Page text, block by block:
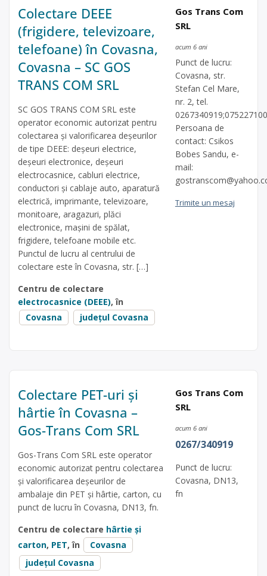
Colectare DEEE
(frigidere, televizoare,
telefoane) în Covasna,
Covasna – SC GOS
TRANS COM SRL
SC GOS TRANS COM SRL este
operator economic autorizat pentru
colectarea și valorificarea deșeurilor
de tipe DEEE: deșeuri electrice,
deșeuri electronice, deșeuri
electrocasnice, cabluri electrice,
conductori și cablaje auto, aparatură
electrică, imprimante, televizoare,
monitoare, aragazuri, plăci
electronice, mașini de spălat,
frigidere, telefoane mobile etc.
Punctul de lucru al centrului de
colectare este în Covasna, str. […]
Centru de colectare
electrocasnice (DEEE), în
Covasna
județul Covasna
Gos Trans Com
SRL
acum 6 ani
Punct de lucru:
Covasna, str.
Stefan Cel Mare,
nr. 2, tel.
Persoana de
contact: Csikos
Bobes Sandu, e-
mail:
Trimite un mesaj
Colectare PET-uri și
hârtie în Covasna –
Gos-Trans Com SRL
Gos-Trans Com SRL este operator
economic autorizat pentru colectarea
și valorificarea deșeurilor de
ambalaje din PET și hârtie, carton, cu
punct de lucru în Covasna, DN13, fn.
Centru de colectare hârtie și
carton, PET, în
Covasna
județul Covasna
Gos Trans Com
SRL
acum 6 ani
0267/340919
Punct de lucru:
Covasna, DN13,
fn